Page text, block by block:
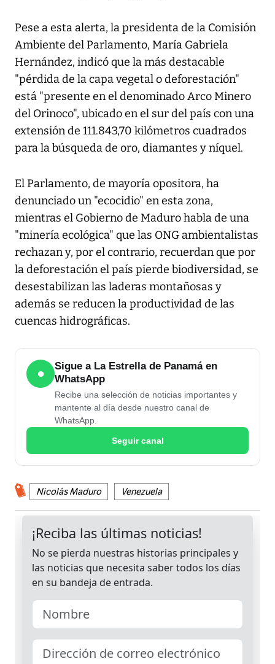
Pese a esta alerta, la presidenta de la Comisión
Ambiente del Parlamento, María Gabriela
Hernández, indicó que la más destacable
"pérdida de la capa vegetal o deforestación"
está "presente en el denominado Arco Minero
del Orinoco", ubicado en el sur del país con una
extensión de 111.843,70 kilómetros cuadrados
para la búsqueda de oro, diamantes y níquel.
El Parlamento, de mayoría opositora, ha
denunciado un "ecocidio" en esta zona,
mientras el Gobierno de Maduro habla de una
"minería ecológica" que las ONG ambientalistas
rechazan y, por el contrario, recuerdan que por
la deforestación el país pierde biodiversidad, se
desestabilizan las laderas montañosas y
además se reducen la productividad de las
cuencas hidrográficas.
●
Sigue a La Estrella de Panamá en
WhatsApp
Recibe una selección de noticias importantes y
mantente al día desde nuestro canal de
WhatsApp.
Seguir canal
Nicolás Maduro Venezuela